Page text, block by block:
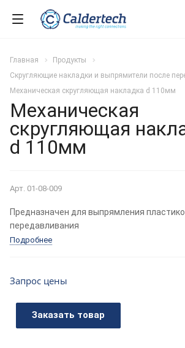
Главная
Продукты
Скругляющие накладки и выпрямители после
Механическая скругляющая накладка d 110мм
Механическая
скругляющая
d 110мм
Арт. 01-08-009
Предназначен для выпрямления
передавливания
Подробнее
Запрос цены
Заказать товар